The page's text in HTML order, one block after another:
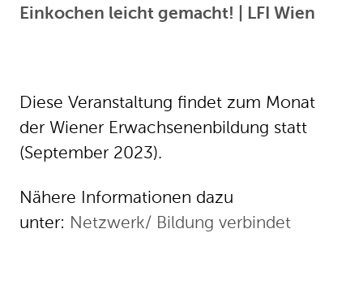
Einkochen leicht gemacht! | LFI Wien
Diese Veranstaltung findet zum Monat
der Wiener Erwachsenenbildung statt
(September 2023).
Nähere Informationen dazu
unter: Netzwerk/ Bildung verbindet